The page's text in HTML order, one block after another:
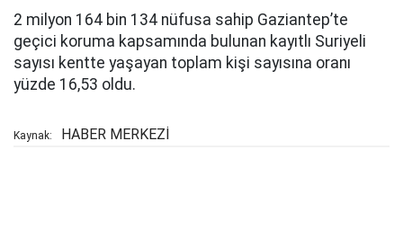
2 milyon 164 bin 134 nüfusa sahip Gaziantep’te
geçici koruma kapsamında bulunan kayıtlı Suriyeli
sayısı kentte yaşayan toplam kişi sayısına oranı
yüzde 16,53 oldu.
Kaynak: HABER MERKEZİ